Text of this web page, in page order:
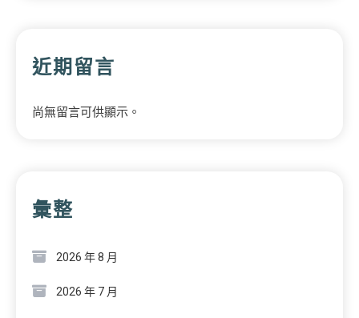
近期留言
尚無留言可供顯示。
彙整
2026 年 8 月
2026 年 7 月